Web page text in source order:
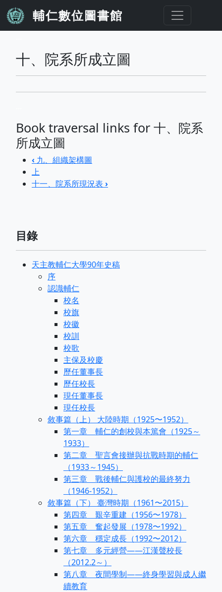
移至主內容
輔仁數位圖書館
十、院系所成立圖
Book traversal links for 十、院系
所成立圖
‹ 九、組織架構圖
上
十一、院系所現況表 ›
目錄
天主教輔仁大學90年史稿
序
認識輔仁
校名
校旗
校徽
校訓
校歌
主保及校慶
歷任董事長
歷任校長
現任董事長
現任校長
敘事篇（上） 大陸時期（1925〜1952）
第一章 輔仁的創校與本篤會（1925～
1933）
第二章 聖言會接辦與抗戰時期的輔仁
（1933～1945）
第三章 戰後輔仁與護校的最終努力
（1946-1952）
敘事篇（下） 臺灣時期（1961〜2015）
第四章 艱辛重建（1956〜1978）
第五章 奮起發展（1978〜1992）
第六章 穩定成長（1992〜2012）
第七章 多元經營——江漢聲校長
（2012.2～）
第八章 夜間學制——終身學習與成人繼
續教育